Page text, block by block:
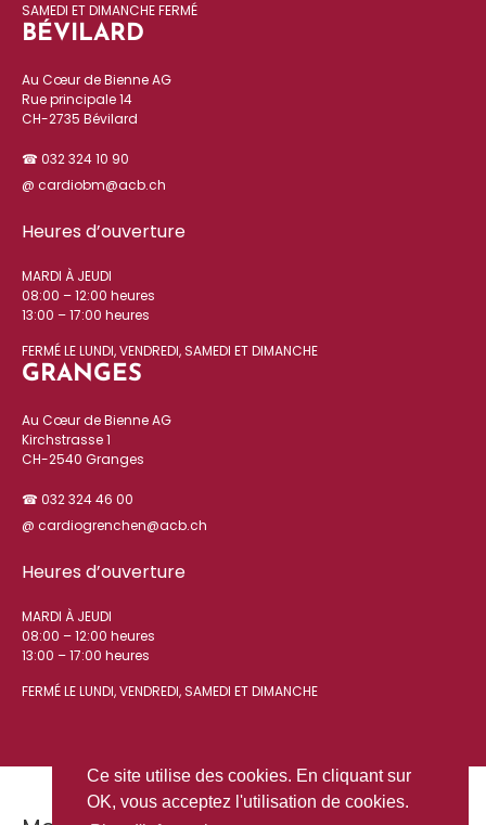
Ce site utilise des cookies. En cliquant sur
OK, vous acceptez l'utilisation de cookies.
SAMEDI ET DIMANCHE FERMÉ
BÉVILARD
Au Cœur de Bienne AG
Rue principale 14
CH-2735 Bévilard
☎ 032 324 10 90
@ cardiobm@acb.ch
Heures d’ouverture
MARDI À JEUDI
08:00 – 12:00 heures
13:00 – 17:00 heures
FERMÉ LE LUNDI, VENDREDI, SAMEDI ET DIMANCHE
GRANGES
Au Cœur de Bienne AG
Kirchstrasse 1
CH-2540 Granges
☎ 032 324 46 00
@ cardiogrenchen@acb.ch
Heures d’ouverture
MARDI À JEUDI
08:00 – 12:00 heures
13:00 – 17:00 heures
FERMÉ LE LUNDI, VENDREDI, SAMEDI ET DIMANCHE